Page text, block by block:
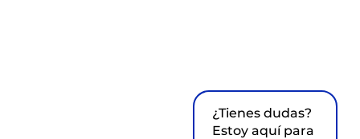
¿Tienes dudas?
Estoy aquí para